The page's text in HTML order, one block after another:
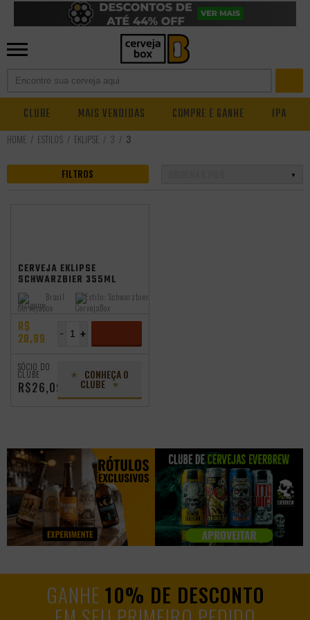
CLUBE MAIS VENDIDAS COMPRE E GANHE IPA
ESTILOS EKLIPSE 3 3
FILTROS
CERVEJA EKLIPSE
SCHWARZBIER 355ML
Origem:
Brasil Estilo: Schwarzbier
R$
28,99 +
-
SÓCIO DO
CLUBE
R$26,09
CONHEÇA O
CLUBE
GANHE 10% DE DESCONTO